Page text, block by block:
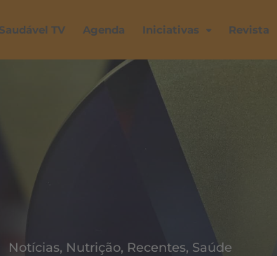
TV Agenda Iniciativas Revista
Notícias, Nutrição, Recentes, Saúde